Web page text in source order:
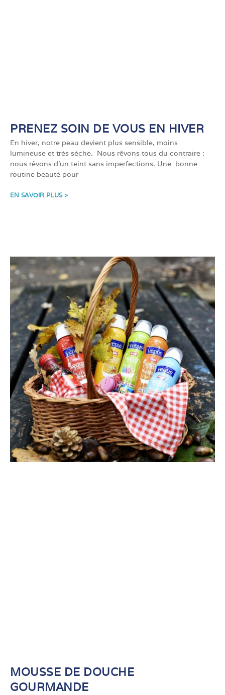
PRENEZ SOIN DE VOUS EN HIVER
En hiver, notre peau devient plus sensible, moins
lumineuse et très sèche. Nous rêvons tous du contraire :
nous rêvons d’un teint sans imperfections. Une bonne
routine beauté pour
EN SAVOIR PLUS >
MOUSSE DE DOUCHE
GOURMANDE